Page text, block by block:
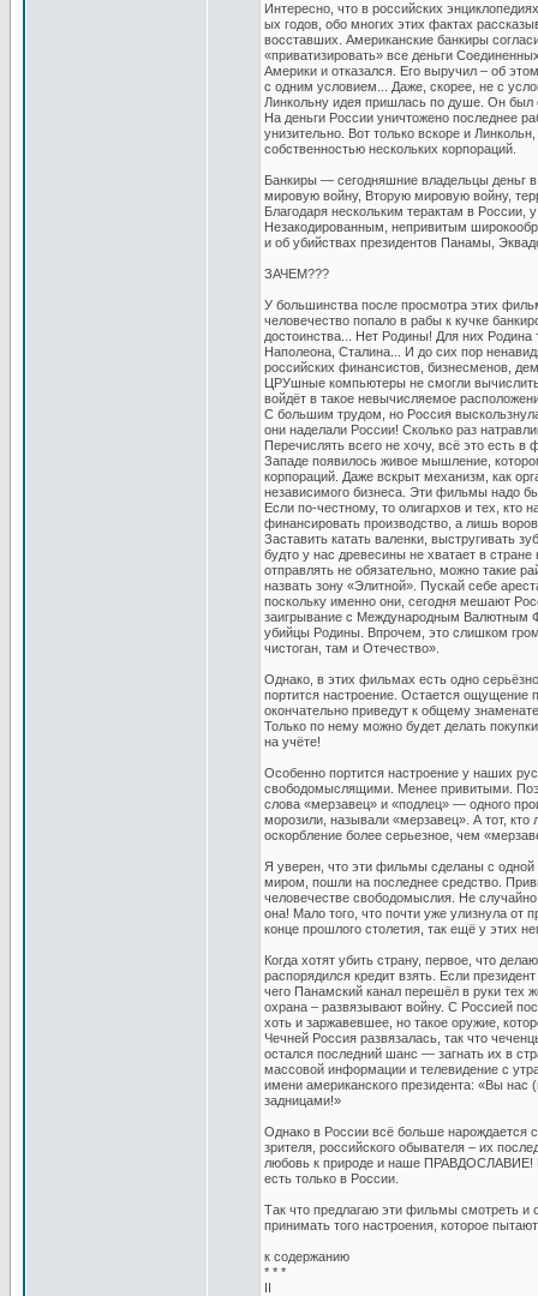
Интересно, что в российских
ых годов, обо многих этих фактах
восставших. Американские банкиры
«приватизировать» все деньги
Америки и отказался. Его выручил – об
с одним условием... Даже, скорее, не с
Линкольну идея пришлась по душе. Он был
На деньги России уничтожено последнее
унизительно. Вот только вскоре и
собственностью нескольких корпораций.
Банкиры — сегодняшние владельцы
мировую войну, Вторую мировую войну,
Благодаря нескольким терактам в
Незакодированным, непривитым
и об убийствах президентов Панамы,
ЗАЧЕМ???
У большинства после просмотра этих
человечество попало в рабы к кучке
достоинства... Нет Родины! Для них Родина
Наполеона, Сталина... И до сих пор
российских финансистов, бизнесменов,
ЦРУшные компьютеры не смогли
войдёт в такое невычисляемое
С большим трудом, но Россия
они наделали России! Сколько раз
Перечислять всего не хочу, всё это есть
Западе появилось живое мышление,
корпораций. Даже вскрыт механизм, как
независимого бизнеса. Эти фильмы надо
Если по-честному, то олигархов и тех,
финансировать производство, а лишь
Заставить катать валенки, выстругивать
будто у нас древесины не хватает в
отправлять не обязательно, можно такие
назвать зону «Элитной». Пускай себе
поскольку именно они, сегодня мешают
заигрывание с Международным Валютным
убийцы Родины. Впрочем, это слишком
чистоган, там и Отечество».
Однако, в этих фильмах есть одно
портится настроение. Остается ощущение
окончательно приведут к общему
Только по нему можно будет делать
на учёте!
Особенно портится настроение у наших
свободомыслящими. Менее привитыми.
слова «мерзавец» и «подлец» — одного
морозили, называли «мерзавец». А тот,
оскорбление более серьезное, чем
Я уверен, что эти фильмы сделаны с одной
миром, пошли на последнее средство.
человечестве свободомыслия. Не
она! Мало того, что почти уже улизнула от
конце прошлого столетия, так ещё у этих
Когда хотят убить страну, первое, что
распорядился кредит взять. Если
чего Панамский канал перешёл в руки тех
охрана – развязывают войну. С Россией
хоть и заржавевшее, но такое оружие,
Чечней Россия развязалась, так что
остался последний шанс — загнать их в
массовой информации и телевидение с
имени американского президента: «Вы
задницами!»
Однако в России всё больше нарождается
зрителя, российского обывателя – их
любовь к природе и наше ПРАВДОСЛАВИЕ!
есть только в России.
Так что предлагаю эти фильмы смотреть и
принимать того настроения, которое
к содержанию
* * *
II